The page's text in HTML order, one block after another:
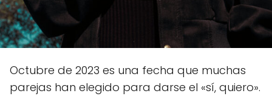
Octubre de 2023 es una fecha que muchas
parejas han elegido para darse el «sí, quiero».